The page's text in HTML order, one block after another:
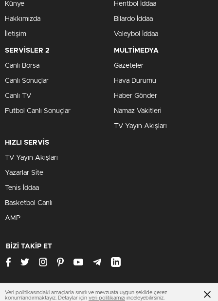
Künye
Hakkımızda
İletişim
Hentbol İddaa
Bilardo İddaa
Voleybol İddaa
SERVİSLER 2
Canlı Borsa
Canlı Sonuçlar
Canlı TV
Futbol Canlı Sonuçlar
MULTİMEDYA
Gazeteler
Hava Durumu
Haber Gönder
Namaz Vakitleri
TV Yayın Akışları
HIZLI SERVİS
TV Yayın Akışları
Yazarlar Site
Tenis İddaa
Basketbol Canlı
AMP
BİZİ TAKİP ET
www.kocaelisondakika.org
Veri politikasındaki amaçlarla sınırlı ve mevzuata uygun şekilde çerez
konumlandırmaktayız. Detaylar için veri politikamızı inceleyebilirsiniz.